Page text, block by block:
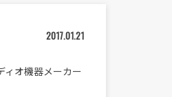
2017.01.21
ィオ機器メーカー